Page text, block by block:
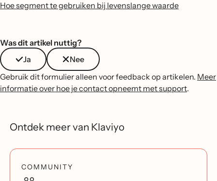
Hoe segment te gebruiken bij levenslange waarde
Was dit artikel nuttig?
Ja
Nee
Gebruik dit formulier alleen voor feedback op artikelen. Meer
informatie over hoe je contact opneemt met support.
Ontdek meer van Klaviyo
COMMUNITY